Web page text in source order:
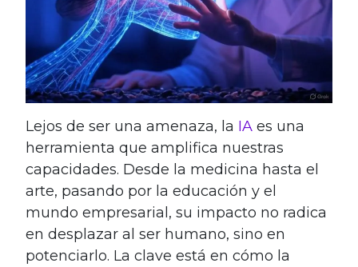
Lejos de ser una amenaza, la IA es una
herramienta que amplifica nuestras
capacidades. Desde la medicina hasta el
arte, pasando por la educación y el
mundo empresarial, su impacto no radica
en desplazar al ser humano, sino en
potenciarlo. La clave está en cómo la